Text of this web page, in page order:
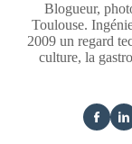
Blogueur,
Toulouse.
2009 un regard
culture, la